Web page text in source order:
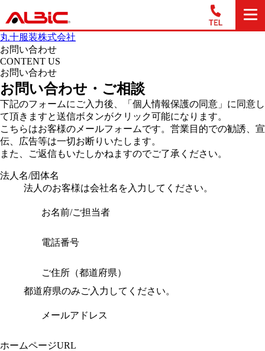
丸十服装株式会社
お問い合わせ
CONTENT US
お問い合わせ
お問い合わせ・ご相談
下記のフォームにご入力後、「個人情報保護の同意」に同意し
て頂きますと送信ボタンがクリック可能になります。
こちらはお客様のメールフォームです。営業目的での勧誘、宣
伝、広告等は一切お断りいたします。
また、ご返信もいたしかねますのでご了承ください。
法人名/団体名
法人のお客様は会社名を入力してください。
お名前/ご担当者
電話番号
ご住所（都道府県）
都道府県のみご入力してください。
メールアドレス
ホームページURL